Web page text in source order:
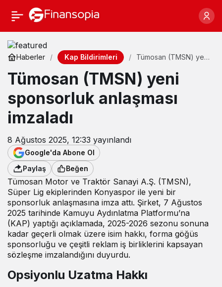
Haberler Kap Bildirimleri
Tümosan (TMSN) yeni
imzaladı
Tümosan (TMSN) yeni
sponsorluk anlaşması
imzaladı
8 Ağustos 2025, 12:33 yayınlandı
Google'da Abone Ol
Paylaş
Beğen
Tümosan Motor ve Traktör Sanayi A.Ş. (TMSN),
Süper Lig ekiplerinden Konyaspor ile yeni bir
sponsorluk anlaşmasına imza attı. Şirket, 7 Ağustos
2025 tarihinde Kamuyu Aydınlatma Platformu’na
(KAP) yaptığı açıklamada, 2025-2026 sezonu sonuna
kadar geçerli olmak üzere isim hakkı, forma göğüs
sponsorluğu ve çeşitli reklam iş birliklerini kapsayan
sözleşme imzalandığını duyurdu.
Opsiyonlu Uzatma Hakkı